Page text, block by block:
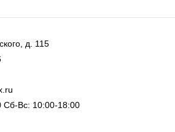
д. 115
Сб-Вс: 10:00-18:00